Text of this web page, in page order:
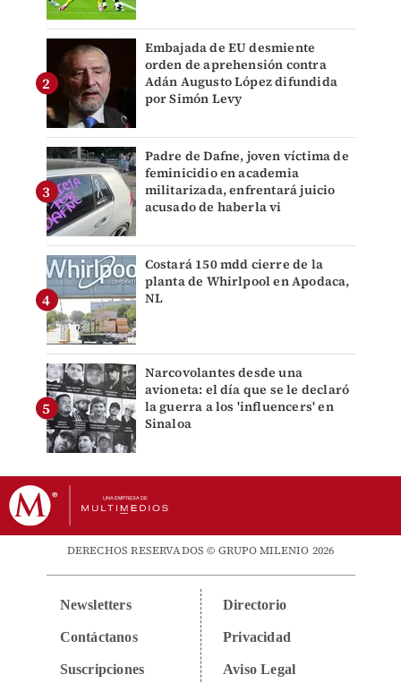
Embajada de EU desmiente
orden de aprehensión contra
Adán Augusto López difundida
por Simón Levy
Padre de Dafne, joven víctima de
feminicidio en academia
militarizada, enfrentará juicio
acusado de haberla vi
Costará 150 mdd cierre de la
planta de Whirlpool en Apodaca,
NL
Narcovolantes desde una
avioneta: el día que se le declaró
la guerra a los 'influencers' en
Sinaloa
DERECHOS RESERVADOS © GRUPO MILENIO 2026
Newsletters
Contáctanos
Suscripciones
Directorio
Privacidad
Aviso Legal